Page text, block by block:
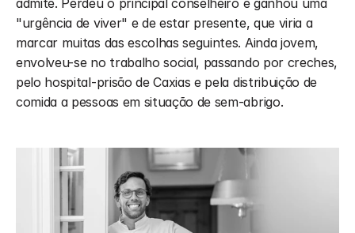
"urgência de viver" e de estar presente, que viria a
marcar muitas das escolhas seguintes. Ainda jovem,
envolveu-se no trabalho social, passando por creches,
pelo hospital-prisão de Caxias e pela distribuição de
comida a pessoas em situação de sem-abrigo.